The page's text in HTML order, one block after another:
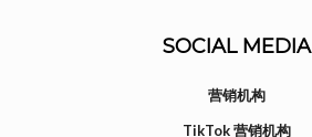
SOCIAL MEDIA
营销机构
TikTok 营销机构